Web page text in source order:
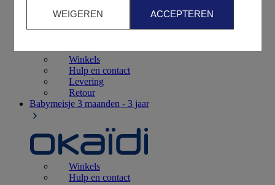
Winkels
Hulp en contact
Levering
Retour
Babymeisje 3 maanden - 3 jaar
Winkels
Hulp en contact
WEIGEREN ACCEPTEREN